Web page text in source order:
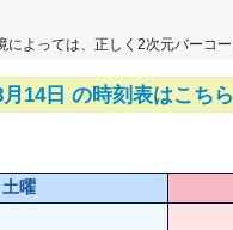
よっては、正しく2次元バーコー
14日 の時刻表はこちら
土曜